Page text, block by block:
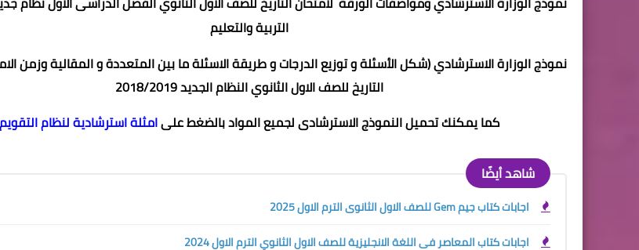
التربية والتعليم
نموذج الوزارة الاسترشادي (شكل الأسئلة و توزيع الدرجات و طريقة الاسئلة ما بين المتعددة و المقالية وزمن
التاريخ للصف الاول الثانوي النظام الجديد 2018/2019
كما يمكنك تحميل النموذج الاسترشادى لجميع المواد بالضغط علىامثلة استرشادية لنظام التقويم
شاهد أيضًا
اجابات كتاب جيم Gem للصف الاول الثانوى الترم الاول 2025
اجابات كتاب المعاصر فى اللغة الانجليزية للصف الاول الثانوي الترم الاول 2024